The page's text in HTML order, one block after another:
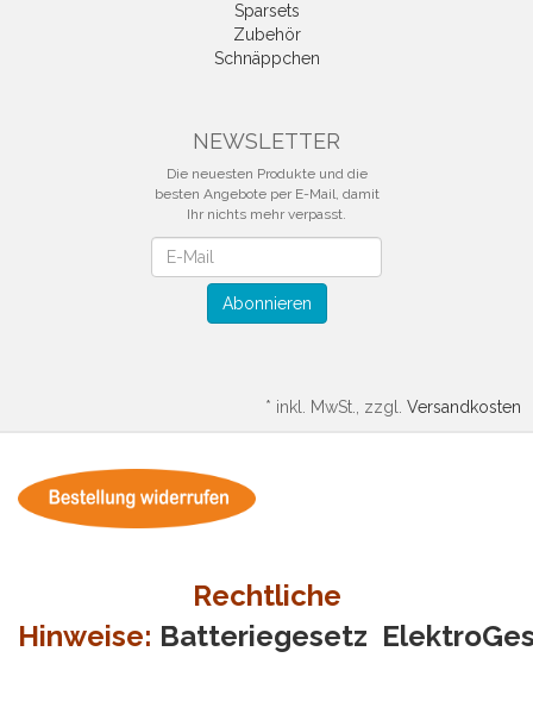
Sparsets
Zubehör
Schnäppchen
NEWSLETTER
Die neuesten Produkte und die
besten Angebote per E-Mail, damit
Ihr nichts mehr verpasst.
Abonnieren
* inkl. MwSt., zzgl. Versandkosten
Rechtliche
Hinweise: Batteriegesetz